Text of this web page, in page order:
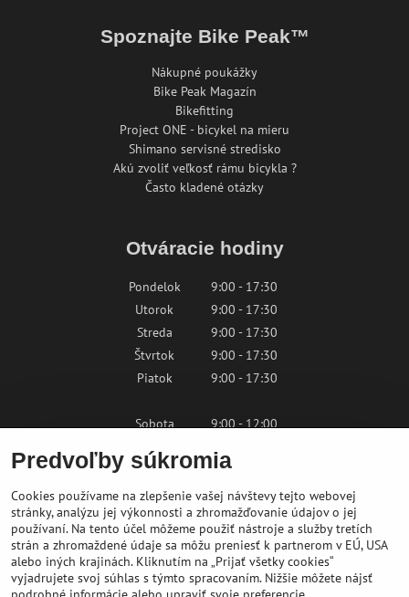
Spoznajte Bike Peak™
Nákupné poukážky
Bike Peak Magazín
Bikefitting
Project ONE - bicykel na mieru
Shimano servisné stredisko
Akú zvoliť veľkosť rámu bicykla ?
Často kladené otázky
Otváracie hodiny
Pondelok
9:00 - 17:30
Utorok
9:00 - 17:30
Streda
9:00 - 17:30
Štvrtok
9:00 - 17:30
Piatok
9:00 - 17:30
Sobota
9:00 - 12:00
Kontaktujte nás
shop@bikepeak.sk
+421 46 549 23 32
Predvoľby súkromia
Cookies používame na zlepšenie vašej návštevy tejto webovej
stránky, analýzu jej výkonnosti a zhromažďovanie údajov o jej
používaní. Na tento účel môžeme použiť nástroje a služby tretích
strán a zhromaždené údaje sa môžu preniesť k partnerom v EÚ, USA
alebo iných krajinách. Kliknutím na „Prijať všetky cookies“
vyjadrujete svoj súhlas s týmto spracovaním. Nižšie môžete nájsť